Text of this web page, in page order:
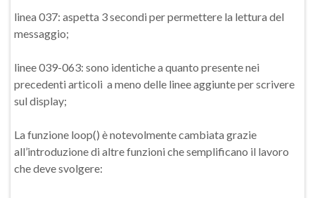
linea 037: aspetta 3 secondi per permettere la lettura del
messaggio;
linee 039-063: sono identiche a quanto presente nei
precedenti articoli a meno delle linee aggiunte per scrivere
sul display;
La funzione loop() è notevolmente cambiata grazie
all’introduzione di altre funzioni che semplificano il lavoro
che deve svolgere: